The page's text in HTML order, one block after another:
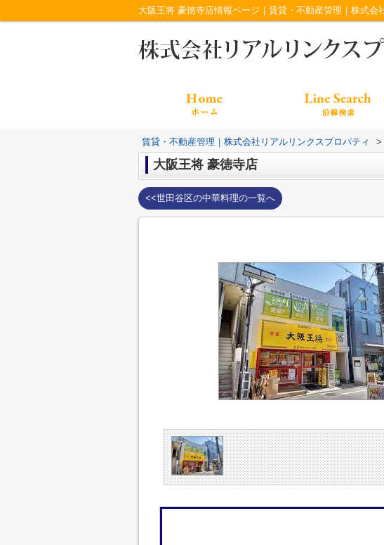
大阪王将 豪徳寺店情報ページ｜賃貸・不動産管理｜株式会
賃貸・不動産管理｜株式会社リアルリンクスプロパティ >
大阪王将 豪徳寺店
<<世田谷区の中華料理の一覧へ